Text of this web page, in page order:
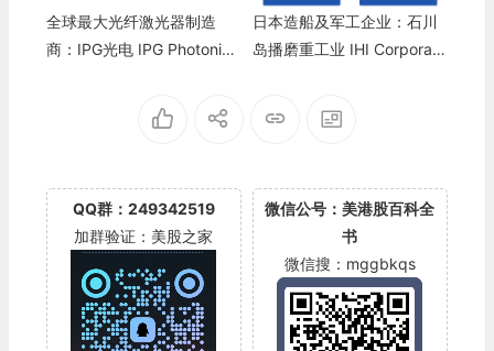
全球最大光纤激光器制造
商：IPG光电 IPG Photonics
日本造船及军工企业：石川
岛播磨重工业 IHI Corporati
QQ群：249342519
加群验证：美股之家
微信公号：美港股百科全
书
微信搜：mggbkqs